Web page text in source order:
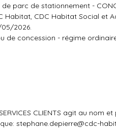
parc de stationnement -
Habitat, CDC Habitat Social et
2026.
de concession - régime
CLIENTS agit au
stephane.depierre@cdc-